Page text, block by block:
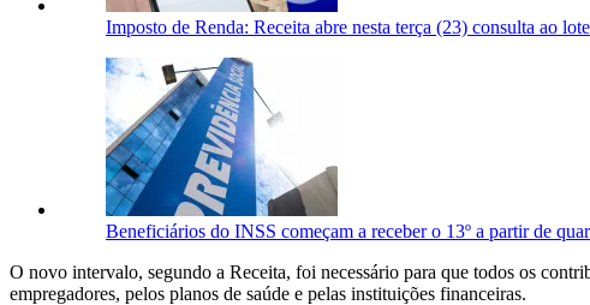
Imposto de Renda: Receita abre nesta terça (23) consulta ao
Beneficiários do INSS começam a receber o 13º a partir de
O novo intervalo, segundo a Receita, foi necessário para que todos os
empregadores, pelos planos de saúde e pelas instituições financeiras.